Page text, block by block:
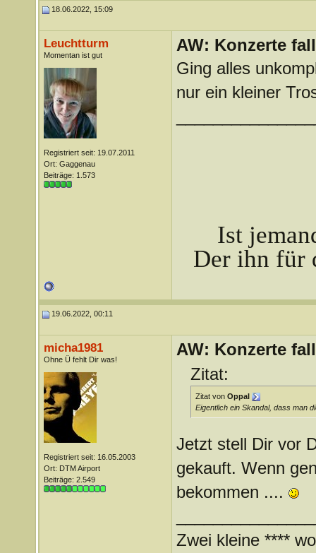
18.06.2022, 15:09
Leuchtturm
Momentan ist gut
Registriert seit: 19.07.2011
Ort: Gaggenau
Beiträge: 1.573
AW: Konzerte
Ging alles
nur ein kleiner
Ist
Der ihn für
19.06.2022, 00:11
micha1981
Ohne Ü fehlt Dir was!
Registriert seit: 16.05.2003
Ort: DTM Airport
Beiträge: 2.549
AW: Konzerte
Zitat:
Zitat von Oppal
Eigentlich ein Skandal, dass man
Jetzt stell Dir vor
gekauft. Wenn
bekommen ....
Zwei kleine ****